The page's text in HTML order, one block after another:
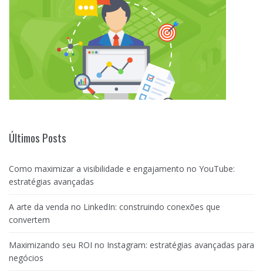
Últimos Posts
Como maximizar a visibilidade e engajamento no YouTube:
estratégias avançadas
A arte da venda no LinkedIn: construindo conexões que
convertem
Maximizando seu ROI no Instagram: estratégias avançadas para
negócios